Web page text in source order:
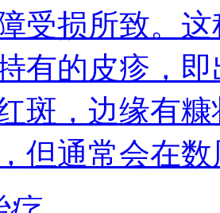
受损所致。
有的皮疹，
斑，边缘有
但通常会在数